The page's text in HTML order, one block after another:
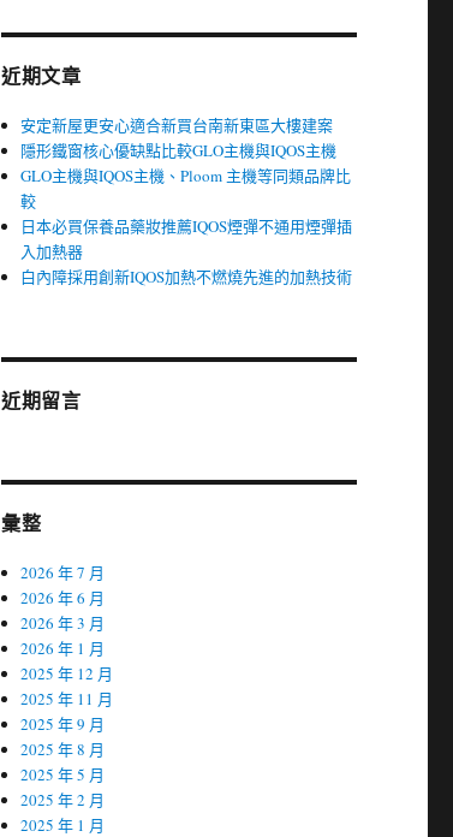
字:
近期文章
安定新屋更安心適合新買台南新東區大樓建案
隱形鐵窗核心優缺點比較GLO主機與IQOS主機
GLO主機與IQOS主機、Ploom 主機等同類品牌比
較
日本必買保養品藥妝推薦IQOS煙彈不通用煙彈插
入加熱器
白內障採用創新IQOS加熱不燃燒先進的加熱技術
近期留言
彙整
2026 年 7 月
2026 年 6 月
2026 年 3 月
2026 年 1 月
2025 年 12 月
2025 年 11 月
2025 年 9 月
2025 年 8 月
2025 年 5 月
2025 年 2 月
2025 年 1 月